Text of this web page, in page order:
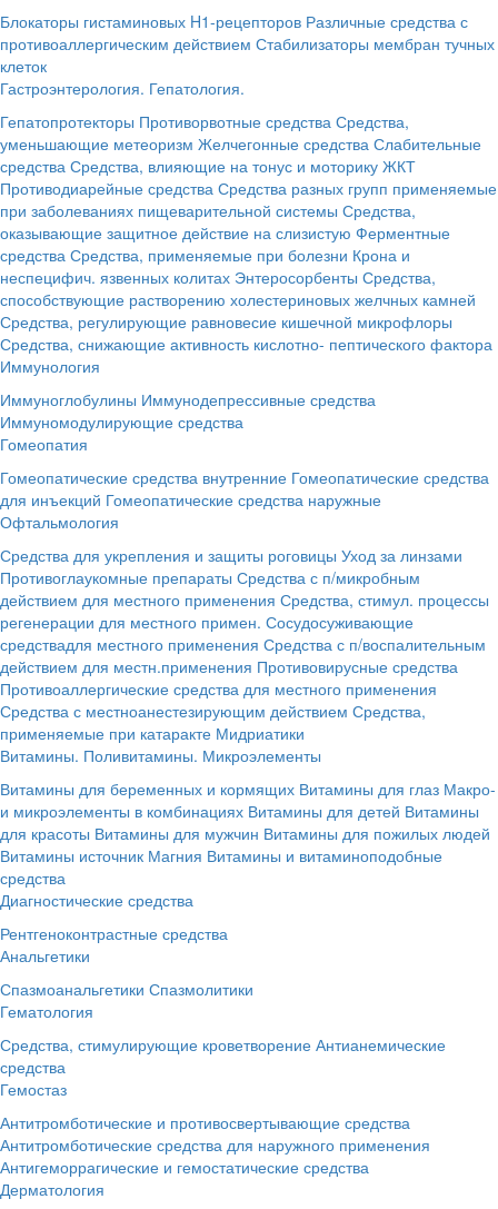
Блокаторы гистаминовых H1-рецепторов Различные средства с
противоаллергическим действием Стабилизаторы мембран тучных
клеток
Гастроэнтерология. Гепатология.
Гепатопротекторы Противорвотные средства Средства,
уменьшающие метеоризм Желчегонные средства Слабительные
средства Средства, влияющие на тонус и моторику ЖКТ
Противодиарейные средства Средства разных групп применяемые
при заболеваниях пищеварительной системы Средства,
оказывающие защитное действие на слизистую Ферментные
средства Средства, применяемые при болезни Крона и
неспецифич. язвенных колитах Энтеросорбенты Средства,
способствующие растворению холестериновых желчных камней
Средства, регулирующие равновесие кишечной микрофлоры
Средства, снижающие активность кислотно- пептического фактора
Иммунология
Иммуноглобулины Иммунодепрессивные средства
Иммуномодулирующие средства
Гомеопатия
Гомеопатические средства внутренние Гомеопатические средства
для инъекций Гомеопатические средства наружные
Офтальмология
Средства для укрепления и защиты роговицы Уход за линзами
Противоглаукомные препараты Средства с п/микробным
действием для местного применения Средства, стимул. процессы
регенерации для местного примен. Сосудосуживающие
средствадля местного применения Средства с п/воспалительным
действием для местн.применения Противовирусные средства
Противоаллергические средства для местного применения
Средства с местноанестезирующим действием Средства,
применяемые при катаракте Мидриатики
Витамины. Поливитамины. Микроэлементы
Витамины для беременных и кормящих Витамины для глаз Макро-
и микроэлементы в комбинациях Витамины для детей Витамины
для красоты Витамины для мужчин Витамины для пожилых людей
Витамины источник Магния Витамины и витаминоподобные
средства
Диагностические средства
Рентгеноконтрастные средства
Анальгетики
Спазмоанальгетики Спазмолитики
Гематология
Средства, стимулирующие кроветворение Антианемические
средства
Гемостаз
Антитромботические и противосвертывающие средства
Антитромботические средства для наружного применения
Антигеморрагические и гемостатические средства
Дерматология